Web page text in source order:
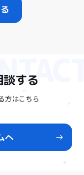
する
方はこちら
へ